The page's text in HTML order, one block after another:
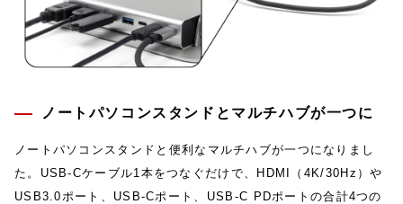
ノートパソコンスタンドとマルチハブが一つに
ノートパソコンスタンドと便利なマルチハブが一つになりまし
た。USB-Cケーブル1本をつなぐだけで、HDMI（4K/30Hz）や
USB3.0ポート、USB-Cポート、USB-C PDポートの合計4つの